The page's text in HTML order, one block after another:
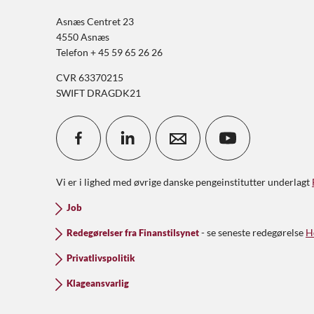
Asnæs Centret 23
4550 Asnæs
Telefon + 45 59 65 26 26
CVR 63370215
SWIFT DRAGDK21
Vi er i lighed med øvrige danske pengeinstitutter underlagt
Job
Redegørelser fra Finanstilsynet - se seneste redegørelse
Privatlivspolitik
Klageansvarlig